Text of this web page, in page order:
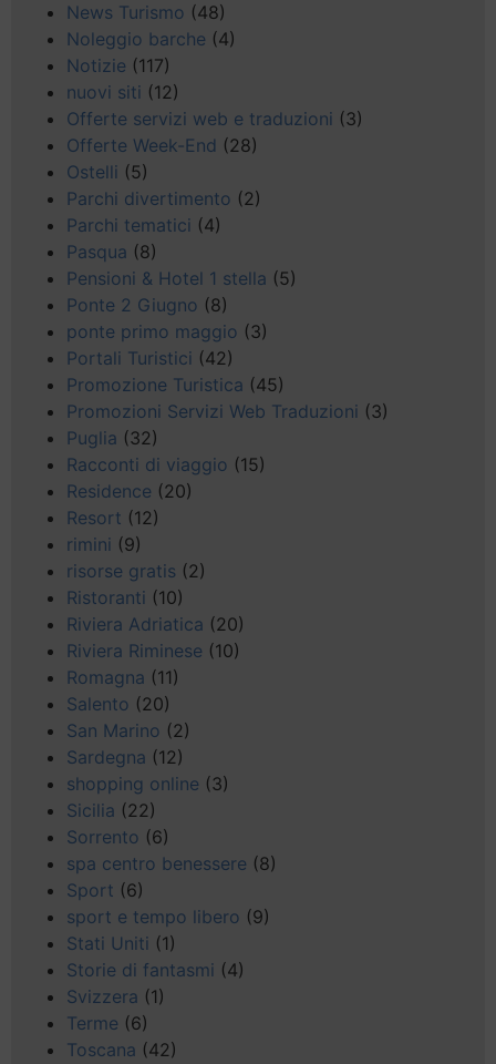
News Turismo (48)
Noleggio barche (4)
Notizie (117)
nuovi siti (12)
Offerte servizi web e traduzioni (3)
Offerte Week-End (28)
Ostelli (5)
Parchi divertimento (2)
Parchi tematici (4)
Pasqua (8)
Pensioni & Hotel 1 stella (5)
Ponte 2 Giugno (8)
ponte primo maggio (3)
Portali Turistici (42)
Promozione Turistica (45)
Promozioni Servizi Web Traduzioni (3)
Puglia (32)
Racconti di viaggio (15)
Residence (20)
Resort (12)
rimini (9)
risorse gratis (2)
Ristoranti (10)
Riviera Adriatica (20)
Riviera Riminese (10)
Romagna (11)
Salento (20)
San Marino (2)
Sardegna (12)
shopping online (3)
Sicilia (22)
Sorrento (6)
spa centro benessere (8)
Sport (6)
sport e tempo libero (9)
Stati Uniti (1)
Storie di fantasmi (4)
Svizzera (1)
Terme (6)
Toscana (42)